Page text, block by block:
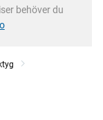
behöver du